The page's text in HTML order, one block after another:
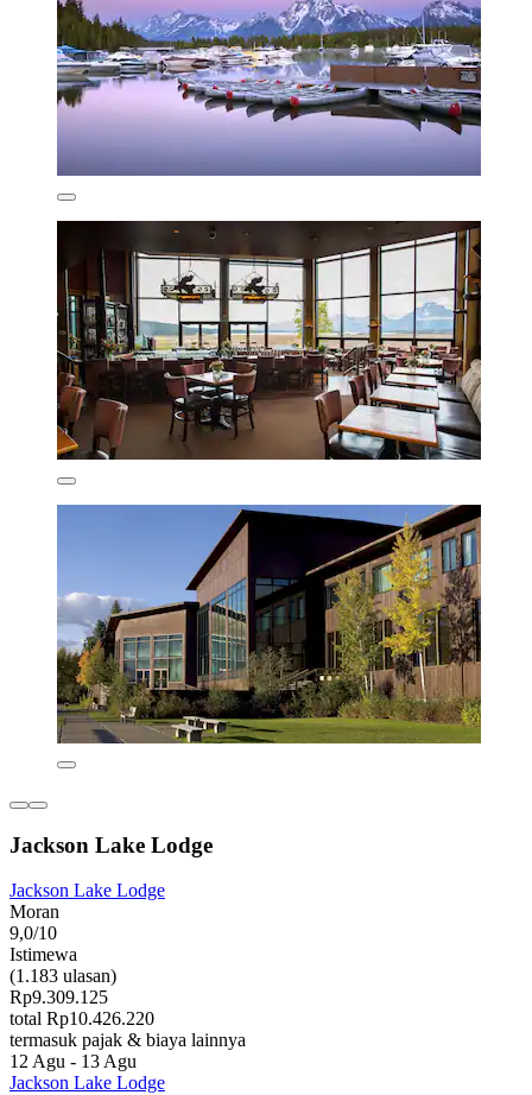
Jackson Lake Lodge
Jackson Lake Lodge
Moran
9,0/10
Istimewa
(1.183 ulasan)
Rp9.309.125
total Rp10.426.220
termasuk pajak & biaya lainnya
12 Agu - 13 Agu
Jackson Lake Lodge